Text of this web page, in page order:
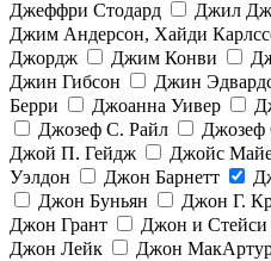
Джеффри Стодард Джил
Джим Андерсон, Хайди
Джордж
Джим Конви
Джин Гибсон
Джин
Берри
Джоанна Уивер
Джозеф С. Райл
Джозеф
Джой П. Гейдж
Джойс
Уэлдон
Джон Барнетт
Джон Буньян
Джон Г.
Джон Грант
Джон и
Джон Лейк
Джон